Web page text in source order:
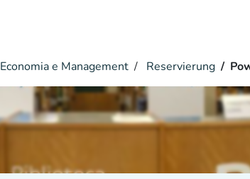
Economia e Management Reservierung